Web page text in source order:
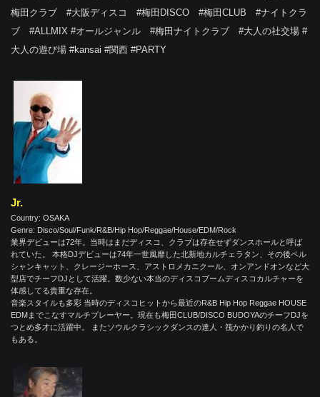
梅田クラブ #大阪ディスコ #梅田DISCO #梅田CLUB #ナイトクラ
ブ #ALLMIX #オールジャンル #梅田ナイトクラブ #大人の社交場 #
大人の遊び場 #kansai #関西 #PARTY
Jr.
Country: OSAKA
Genre: Disco/Soul/Funk/R&B/Hip Hop/Reggae/House/EDM/Rock
業界デビューは72年。当時はまだディスコ、クラブは存在せずダンスホールと呼ば
れていた。 本格DJデビューは74年一世風靡した北新地カルチェラタン、その後ペル
シャンキャット、クレージーホース、アストロメカニクール、オンアンドオンなど大
型店でチーフDJとして活躍。数少ない本当のディスコブームディスコカルチャーを
体感してる貴重な存在。
音楽スタイルも多彩 当時のディスコヒットから最近のR&B Hip Hop Reggae HOUSE
EDMまでこなすマルチプレーヤー。現在も梅田CLUB/DISCO BUDOYAのチーフDJを
つとめ多才に活躍中。 またソウルクラシックダンスの達人・筏かかり釣りの名人で
もある。